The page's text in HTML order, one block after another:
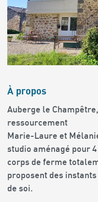
À propos
Auberge le
ressourcement
Marie-Laure et
studio aménagé pour
corps de ferme
proposent des
de soi.